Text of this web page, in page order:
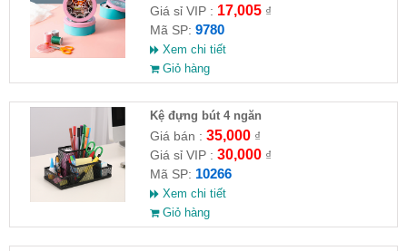
Giá sỉ VIP : 17,005₫
Mã SP: 9780
Xem chi tiết
Giỏ hàng
Kệ đựng bút 4 ngăn
Giá bán : 35,000₫
Giá sỉ VIP : 30,000₫
Mã SP: 10266
Xem chi tiết
Giỏ hàng